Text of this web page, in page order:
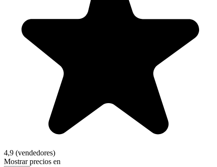
4,9 (vendedores)
Mostrar precios en